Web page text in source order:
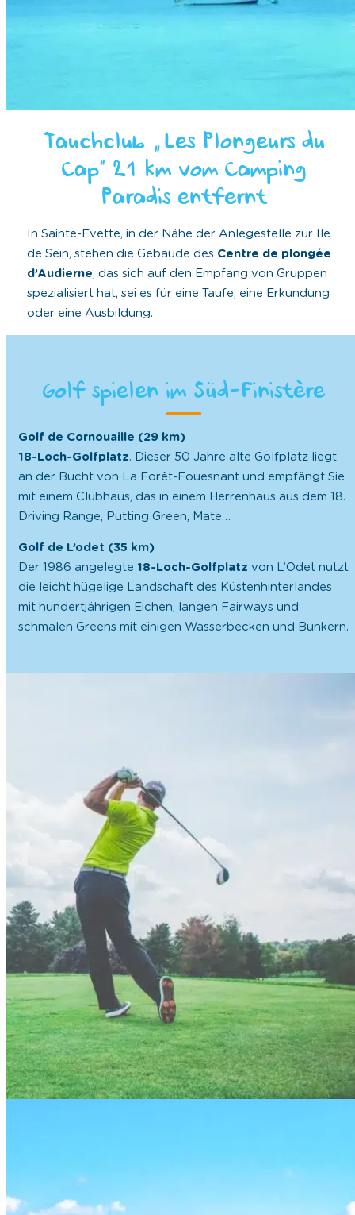
Tauchclub „Les Plongeurs du
Cap“ 21 km vom Camping
Paradis entfernt
In Sainte-Evette, in der Nähe der Anlegestelle zur Ile
de Sein, stehen die Gebäude des Centre de plongée
d’Audierne, das sich auf den Empfang von Gruppen
spezialisiert hat, sei es für eine Taufe, eine Erkundung
oder eine Ausbildung.
Golf spielen im Süd-Finistère
Golf de Cornouaille (29 km)
18-Loch-Golfplatz. Dieser 50 Jahre alte Golfplatz liegt
an der Bucht von La Forêt-Fouesnant und empfängt Sie
mit einem Clubhaus, das in einem Herrenhaus aus dem 18.
Driving Range, Putting Green, Mate…
Golf de L’odet (35 km)
Der 1986 angelegte 18-Loch-Golfplatz von L’Odet nutzt
die leicht hügelige Landschaft des Küstenhinterlandes
mit hundertjährigen Eichen, langen Fairways und
schmalen Greens mit einigen Wasserbecken und Bunkern.